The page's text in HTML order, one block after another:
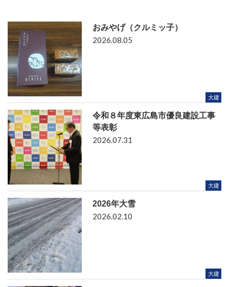
おみやげ（クルミッ子）
大建
2026.08.05
令和８年度東広島市優良建設工事
等表彰
大建
2026.07.31
2026年大雪
大建
2026.02.10